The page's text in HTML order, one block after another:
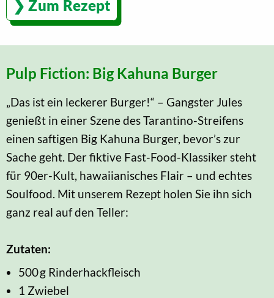
Zum Rezept
Pulp Fiction: Big Kahuna Burger
„Das ist ein leckerer Burger!“ – Gangster Jules
genießt in einer Szene des Tarantino-Streifens
einen saftigen Big Kahuna Burger, bevor’s zur
Sache geht. Der fiktive Fast-Food-Klassiker steht
für 90er-Kult, hawaiianisches Flair – und echtes
Soulfood. Mit unserem Rezept holen Sie ihn sich
ganz real auf den Teller:
Zutaten:
500 g Rinderhackfleisch
1 Zwiebel